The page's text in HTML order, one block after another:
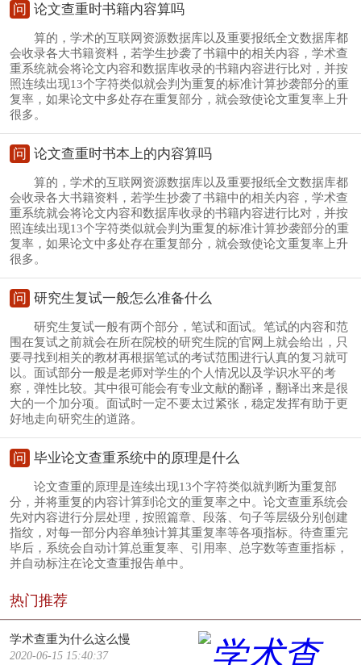
问 论文查重时书籍内容算吗
算的，学术的互联网资源数据库以及重要报纸全文数据库都
会收录各大书籍资料，若学生抄袭了书籍中的相关内容，学术查
重系统就会将论文内容和数据库收录的书籍内容进行比对，并按
照连续出现13个字符类似就会判为重复的标准计算抄袭部分的重
复率，如果论文中多处存在重复部分，就会致使论文重复率上升
很多。
问 论文查重时书本上的内容算吗
算的，学术的互联网资源数据库以及重要报纸全文数据库都
会收录各大书籍资料，若学生抄袭了书籍中的相关内容，学术查
重系统就会将论文内容和数据库收录的书籍内容进行比对，并按
照连续出现13个字符类似就会判为重复的标准计算抄袭部分的重
复率，如果论文中多处存在重复部分，就会致使论文重复率上升
很多。
问 研究生复试一般怎么准备什么
研究生复试一般有两个部分，笔试和面试。笔试的内容和范
围在复试之前就会在所在院校的研究生院的官网上就会给出，只
要寻找到相关的教材再根据笔试的考试范围进行认真的复习就可
以。面试部分一般是老师对学生的个人情况以及学识水平的考
察，弹性比较。其中很可能会有专业文献的翻译，翻译出来是很
大的一个加分项。面试时一定不要太过紧张，稳定发挥有助于更
好地走向研究生的道路。
问 毕业论文查重系统中的原理是什么
论文查重的原理是连续出现13个字符类似就判断为重复部
分，并将重复的内容计算到论文的重复率之中。论文查重系统会
先对内容进行分层处理，按照篇章、段落、句子等层级分别创建
指纹，对每一部分内容单独计算其重复率等各项指标。待查重完
毕后，系统会自动计算总重复率、引用率、总字数等查重指标，
并自动标注在论文查重报告单中。
热门推荐
学术查重为什么这么慢
2020-06-15 15:40:37